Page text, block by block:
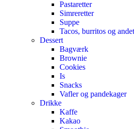
Pastaretter
Simreretter
Suppe
Tacos, burritos og
Dessert
Bagværk
Brownie
Cookies
Is
Snacks
Vafler og pandekager
Drikke
Kaffe
Kakao